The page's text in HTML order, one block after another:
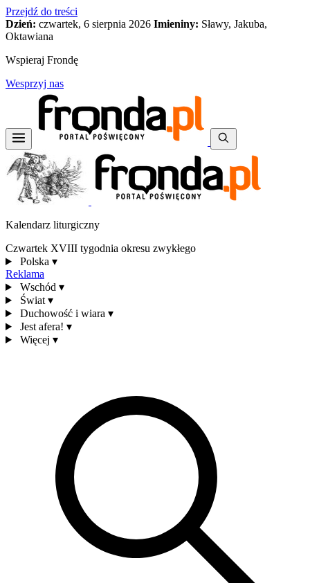
Przejdź do treści
Dzień: czwartek, 6 sierpnia 2026 Imieniny: Sławy, Jakuba,
Oktawiana
Wspieraj Frondę
Wesprzyj nas
Kalendarz liturgiczny
Czwartek XVIII tygodnia okresu zwykłego
Polska ▾
Reklama
Wschód ▾
Świat ▾
Duchowość i wiara ▾
Jest afera! ▾
Więcej ▾